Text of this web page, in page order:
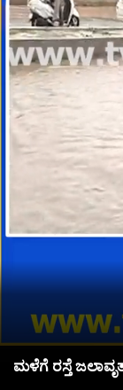
ಮಳೆಗೆ ರಸ್ತೆ